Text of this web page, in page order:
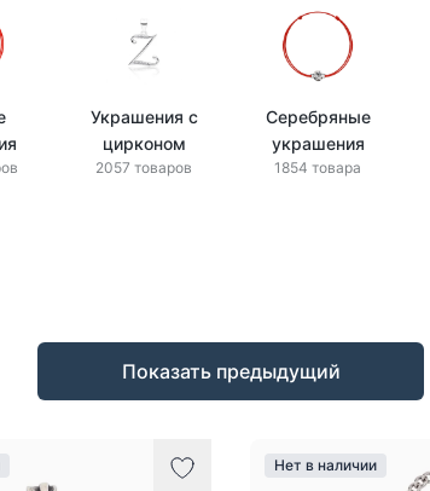
Украшения с
цирконом
2057 товаров
Серебряные
украшения
1854 товара
Показать предыдущий
Нет в наличии